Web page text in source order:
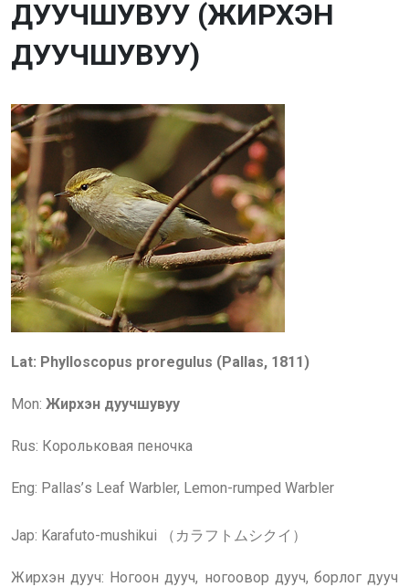
ДУУЧШУВУУ (ЖИРХЭН
ДУУЧШУВУУ)
Lat: Phylloscopus proregulus (Pallas, 1811)
Mon: Жирхэн дуучшувуу
Rus: Корольковая пеночка
Eng: Pallas’s Leaf Warbler, Lemon-rumped Warbler
Jap: Karafuto-mushikui （カラフトムシクイ）
Жирхэн дууч: Ногоон дууч, ногоовор дууч, борлог дууч